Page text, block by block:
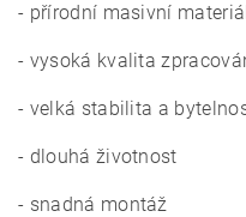
- přírodní masivní
- vysoká kvalita
- velká stabilita a
- dlouhá životnost
- snadná montáž